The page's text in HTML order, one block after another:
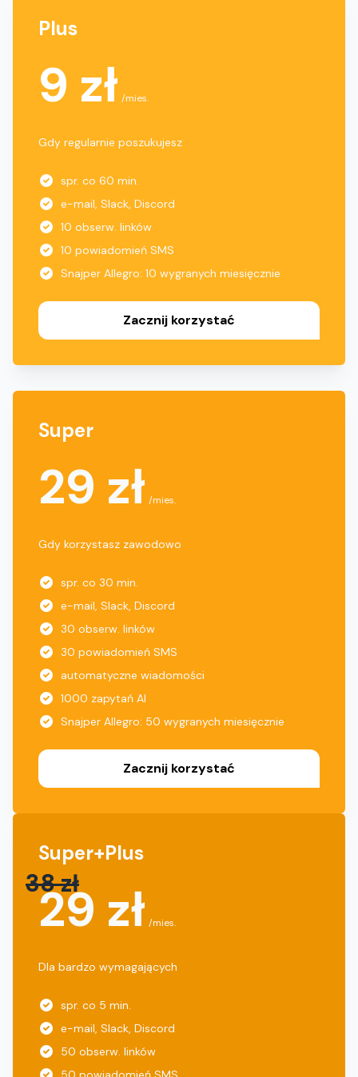
Plus
9 zł /mies.
Gdy regularnie poszukujesz
spr. co 60 min.
e-mail, Slack, Discord
10 obserw. linków
10 powiadomień SMS
Snajper Allegro: 10 wygranych miesięcznie
Zacznij korzystać
Super
29 zł /mies.
Gdy korzystasz zawodowo
spr. co 30 min.
e-mail, Slack, Discord
30 obserw. linków
30 powiadomień SMS
automatyczne wiadomości
1000 zapytań AI
Snajper Allegro: 50 wygranych miesięcznie
Zacznij korzystać
Super+Plus
38 zł
29 zł /mies.
Dla bardzo wymagających
spr. co 5 min.
e-mail, Slack, Discord
50 obserw. linków